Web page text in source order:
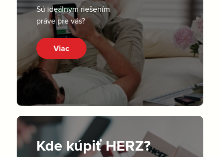
Sú ideálnym riešením
práve pre vás?
Viac
Kde kúpiť HERZ?